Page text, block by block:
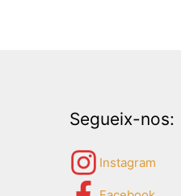
Segueix-nos:
Instagram